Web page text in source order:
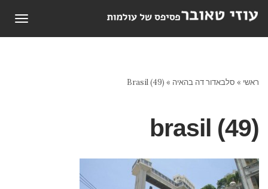
ראשי » סלבאדור דה בהאיה »
Brasil (49)
brasil (49)